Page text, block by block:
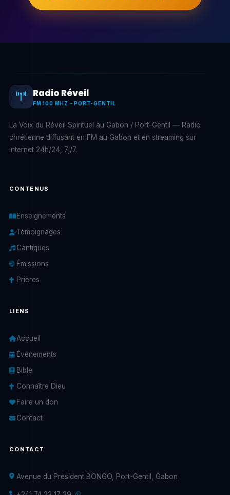
Radio Réveil
FM 100 MHZ - PORT-GENTIL
La Voix du Réveil Spirituel au Gabon / Port-Gentil — Radio
chrétienne diffusant en FM au Gabon et en streaming sur
internet 24h/24, 7j/7.
CONTENUS
Enseignements
Témoignages
Cantiques
Émissions
Prières
LIENS
Accueil
Événements
Bible
Connaître Dieu
Faire un don
Contact
CONTACT
Avenue du Président BONGO, Port-Gentil, Gabon